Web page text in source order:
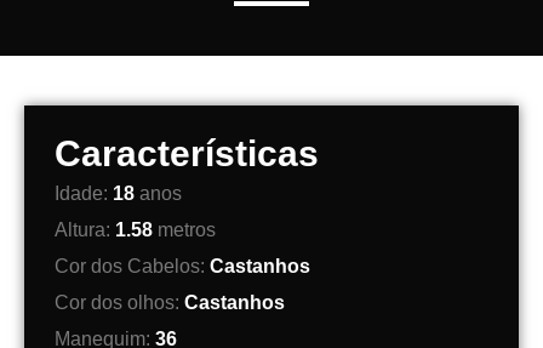
Características
Idade: 18 anos
Altura: 1.58 metros
Cor dos Cabelos: Castanhos
Cor dos olhos: Castanhos
Manequim: 36